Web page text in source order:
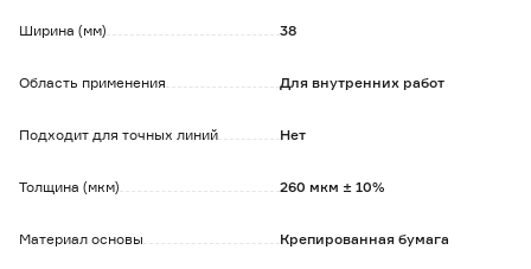
дней.
Ширина (мм) 38
Область применения Для внутренних работ
Подходит для точных линий Нет
Толщина (мкм) 260 мкм ± 10%
Материал основы Крепированная бумага